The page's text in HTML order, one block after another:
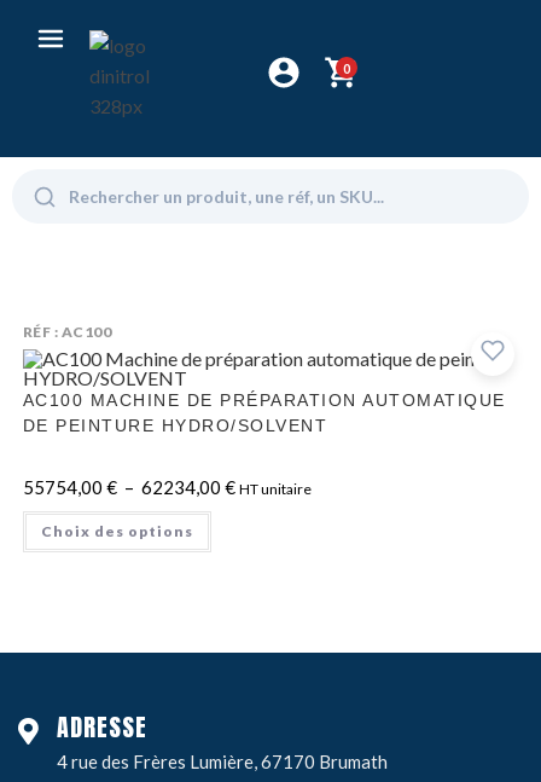
0
RÉF : AC100
AC100 MACHINE DE PRÉPARATION AUTOMATIQUE
DE PEINTURE HYDRO/SOLVENT
55754,00 € – 62234,00 € HT unitaire
Choix des options
ADRESSE
4 rue des Frères Lumière, 67170 Brumath